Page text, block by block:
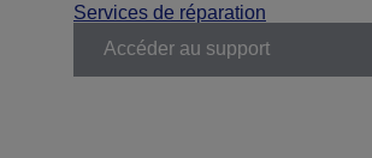
Services de réparation
Accéder au support